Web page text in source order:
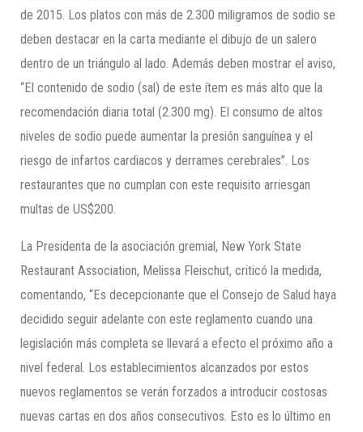
de 2015. Los platos con más de 2.300 miligramos de sodio se
deben destacar en la carta mediante el dibujo de un salero
dentro de un triángulo al lado. Además deben mostrar el aviso,
“El contenido de sodio (sal) de este ítem es más alto que la
recomendación diaria total (2.300 mg). El consumo de altos
niveles de sodio puede aumentar la presión sanguínea y el
riesgo de infartos cardiacos y derrames cerebrales”. Los
restaurantes que no cumplan con este requisito arriesgan
multas de US$200.
La Presidenta de la asociación gremial, New York State
Restaurant Association, Melissa Fleischut, criticó la medida,
comentando, “Es decepcionante que el Consejo de Salud haya
decidido seguir adelante con este reglamento cuando una
legislación más completa se llevará a efecto el próximo año a
nivel federal. Los establecimientos alcanzados por estos
nuevos reglamentos se verán forzados a introducir costosas
nuevas cartas en dos años consecutivos. Esto es lo último en